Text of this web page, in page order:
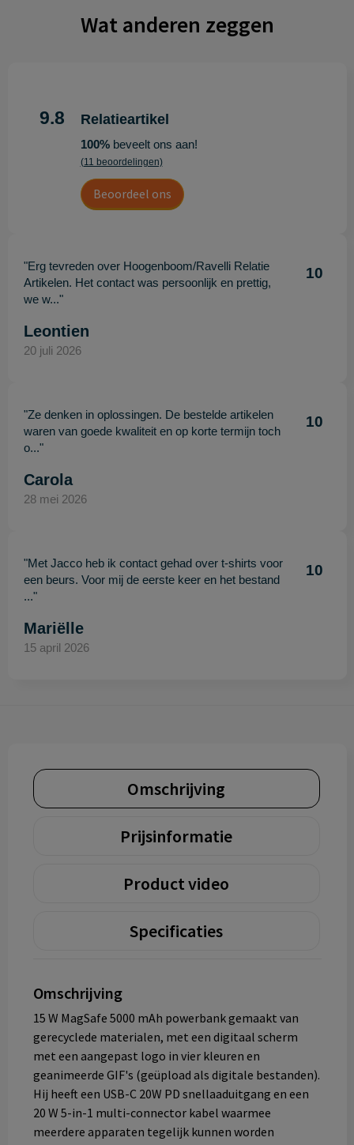
Wat anderen zeggen
9.8 Relatieartikel
100%beveelt ons aan!
(11 beoordelingen)
Beoordeel ons
"Erg tevreden over Hoogenboom/Ravelli Relatie
Artikelen. Het contact was persoonlijk en prettig,
we w..."
10
Leontien
20 juli 2026
"Ze denken in oplossingen. De bestelde artikelen
waren van goede kwaliteit en op korte termijn toch
o..."
10
Carola
28 mei 2026
"Met Jacco heb ik contact gehad over t-shirts voor
een beurs. Voor mij de eerste keer en het bestand
..."
10
Mariëlle
15 april 2026
Omschrijving
Prijsinformatie
Product video
Specificaties
Omschrijving
15 W MagSafe 5000 mAh powerbank gemaakt van
gerecyclede materialen, met een digitaal scherm
met een aangepast logo in vier kleuren en
geanimeerde GIF's (geüpload als digitale bestanden).
Hij heeft een USB-C 20W PD snellaaduitgang en een
20 W 5-in-1 multi-connector kabel waarmee
meerdere apparaten tegelijk kunnen worden